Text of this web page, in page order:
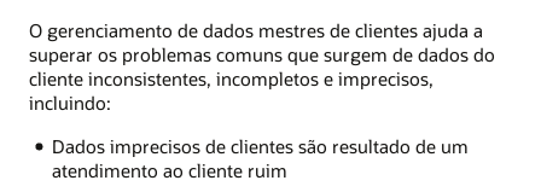
O gerenciamento de dados mestres de clientes ajuda a
superar os problemas comuns que surgem de dados do
cliente inconsistentes, incompletos e imprecisos,
incluindo:
Dados imprecisos de clientes são resultado de um
atendimento ao cliente ruim